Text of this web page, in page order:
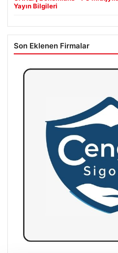
Yayın Bilgileri
Son Eklenen Firmalar